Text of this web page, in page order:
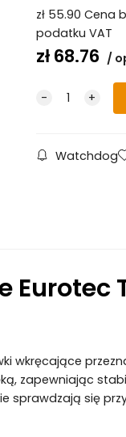
zł 55.90 Cena
podatku VAT
zł68.76
Watchdog
wkręcające
zapewniając
sprawdzają się